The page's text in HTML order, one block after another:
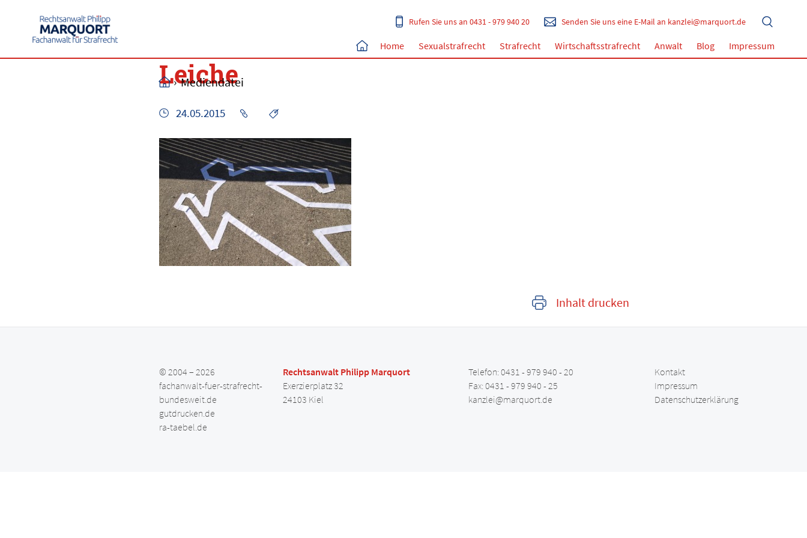
Senden Sie uns eine E-Mail an kanzlei@marquort.de
Rufen Sie uns an 0431 - 979 940 20
Home Sexualstrafrecht Strafrecht Wirtschaftsstrafrecht Anwalt Blog Impressum
›Mediendatei
Leiche
24.05.2015
Inhalt drucken
© 2004 – 2026
fachanwalt-fuer-strafrecht-
bundesweit.de
gutdrucken.de
ra-taebel.de
Rechtsanwalt Philipp Marquort
Exerzierplatz 32
24103 Kiel
Telefon: 0431 - 979 940 - 20
Fax: 0431 - 979 940 - 25
kanzlei@marquort.de
Kontakt
Impressum
Datenschutzerklärung